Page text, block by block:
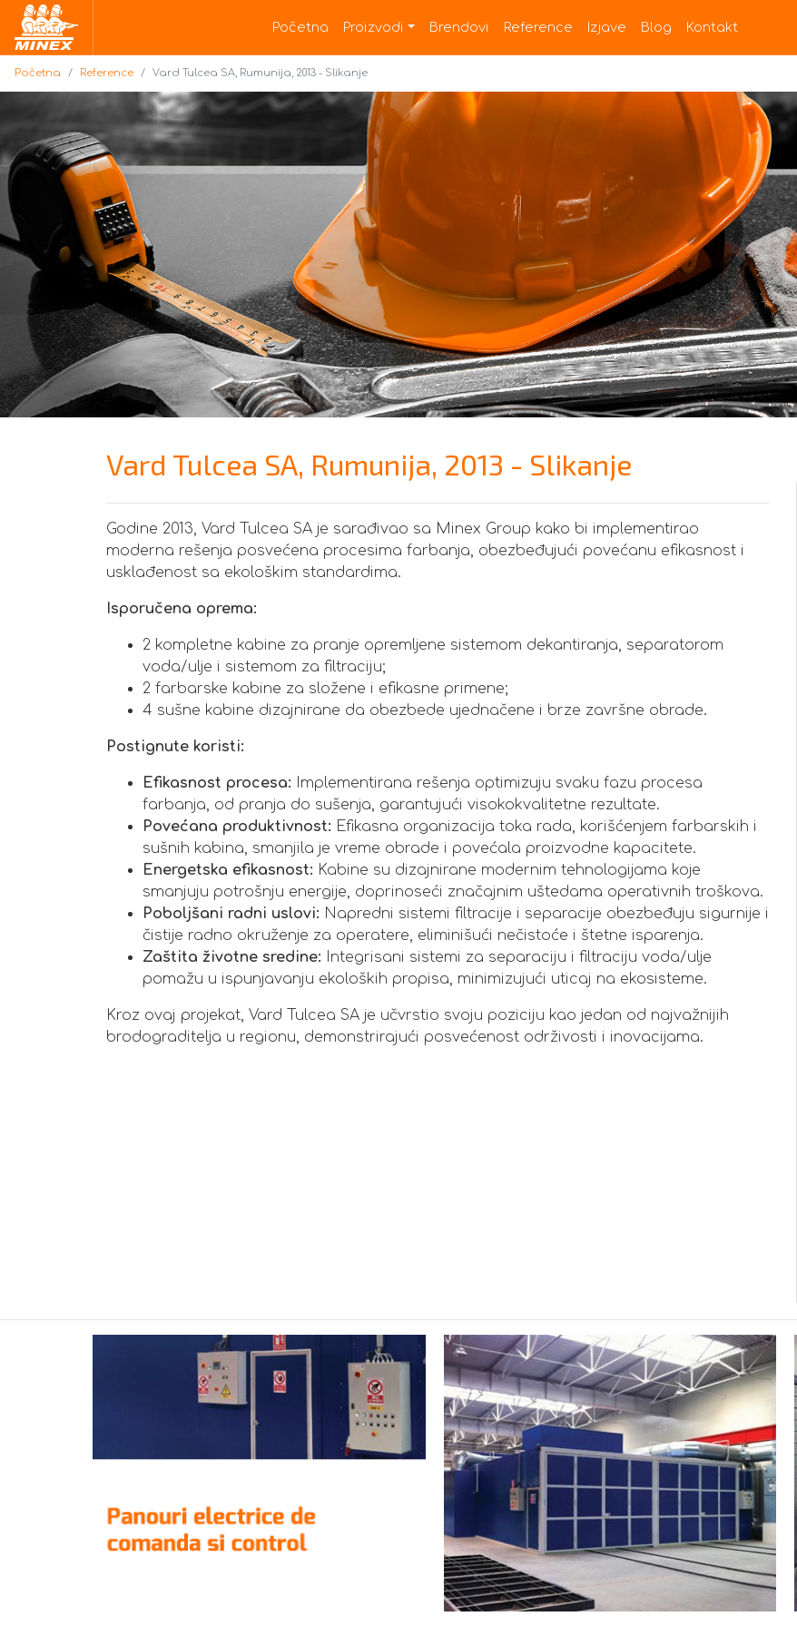
Početna Proizvodi Brendovi Reference Izjave Blog Kontakt
Početna Reference Vard Tulcea SA, Rumunija, 2013 - Slikanje
Vard Tulcea SA, Rumunija, 2013 - Slikanje
Godine 2013, Vard Tulcea SA je sarađivao sa Minex Group kako bi implementirao
moderna rešenja posvećena procesima farbanja, obezbeđujući povećanu efikasnost i
usklađenost sa ekološkim standardima.
Isporučena oprema:
2 kompletne kabine za pranje opremljene sistemom dekantiranja, separatorom
voda/ulje i sistemom za filtraciju;
2 farbarske kabine za složene i efikasne primene;
4 sušne kabine dizajnirane da obezbede ujednačene i brze završne obrade.
Postignute koristi:
Efikasnost procesa: Implementirana rešenja optimizuju svaku fazu procesa
farbanja, od pranja do sušenja, garantujući visokokvalitetne rezultate.
Povećana produktivnost: Efikasna organizacija toka rada, korišćenjem farbarskih i
sušnih kabina, smanjila je vreme obrade i povećala proizvodne kapacitete.
Energetska efikasnost: Kabine su dizajnirane modernim tehnologijama koje
smanjuju potrošnju energije, doprinoseći značajnim uštedama operativnih troškova.
Poboljšani radni uslovi: Napredni sistemi filtracije i separacije obezbeđuju sigurnije i
čistije radno okruženje za operatere, eliminišući nečistoće i štetne isparenja.
Zaštita životne sredine: Integrisani sistemi za separaciju i filtraciju voda/ulje
pomažu u ispunjavanju ekoloških propisa, minimizujući uticaj na ekosisteme.
Kroz ovaj projekat, Vard Tulcea SA je učvrstio svoju poziciju kao jedan od najvažnijih
brodograditelja u regionu, demonstrirajući posvećenost održivosti i inovacijama.